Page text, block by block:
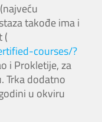
takođe ima i
(
courses/?
i Prokletije, za
Trka dodatno
u okviru